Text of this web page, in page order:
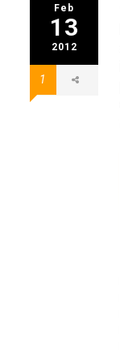
Feb
13
2012
1